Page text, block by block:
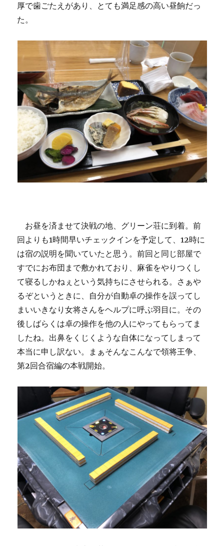
厚で歯ごたえがあり、とても満足感の高い昼餉だっ
た。
お昼を済ませて決戦の地、グリーン荘に到着。前
回よりも1時間早いチェックインを予定して、12時に
は宿の説明を聞いていたと思う。前回と同じ部屋で
すでにお布団まで敷かれており、麻雀をやりつくし
て寝るしかねぇという気持ちにさせられる。さぁや
るぞというときに、自分が自動卓の操作を誤ってし
まいいきなり女将さんをヘルプに呼ぶ羽目に。その
後しばらくは卓の操作を他の人にやってもらってま
したね。出鼻をくじくような自体になってしまって
本当に申し訳ない。まぁそんなこんなで領将王争、
第2回合宿編の本戦開始。